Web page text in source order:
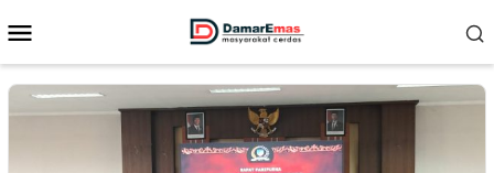
ke
Mobile